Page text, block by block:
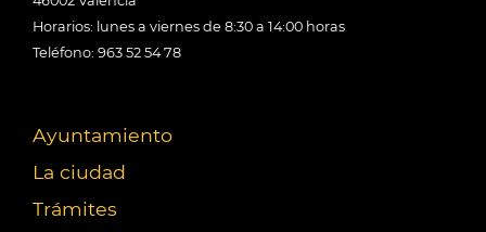
Horarios: lunes a viernes de 8:30 a 14:00 horas
Teléfono: 963 52 54 78
Ayuntamiento
La ciudad
Trámites